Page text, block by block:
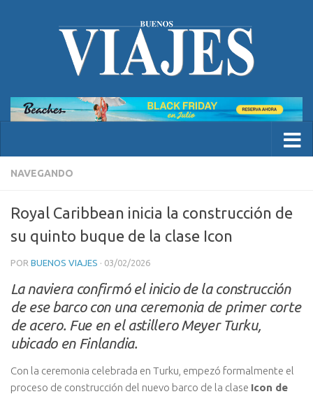
NAVEGANDO
Royal Caribbean inicia la construcción de
su quinto buque de la clase Icon
POR BUENOS VIAJES · 03/02/2026
La naviera confirmó el inicio de la construcción
de ese barco con una ceremonia de primer corte
de acero. Fue en el astillero Meyer Turku,
ubicado en Finlandia.
Con la ceremonia celebrada en Turku, empezó formalmente el
proceso de construcción del nuevo barco de la clase Icon de